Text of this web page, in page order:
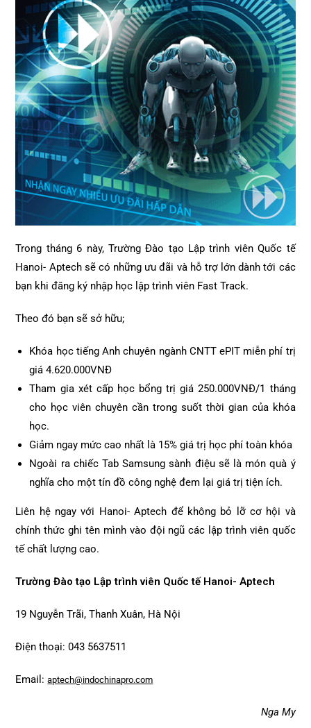
Trong tháng 6 này, Trường Đào tạo Lập trình viên Quốc tế
Hanoi- Aptech sẽ có những ưu đãi và hỗ trợ lớn dành tới các
bạn khi đăng ký nhập học lập trình viên Fast Track.
Theo đó bạn sẽ sở hữu;
Khóa học tiếng Anh chuyên ngành CNTT ePIT miễn phí trị
giá 4.620.000VNĐ
Tham gia xét cấp học bổng trị giá 250.000VNĐ/1 tháng
cho học viên chuyên cần trong suốt thời gian của khóa
học.
Giảm ngay mức cao nhất là 15% giá trị học phí toàn khóa
Ngoài ra chiếc Tab Samsung sành điệu sẽ là món quà ý
nghĩa cho một tín đồ công nghệ đem lại giá trị tiện ích.
Liên hệ ngay với Hanoi- Aptech để không bỏ lỡ cơ hội và
chính thức ghi tên mình vào đội ngũ các lập trình viên quốc
tế chất lượng cao.
Trường Đào tạo Lập trình viên Quốc tế Hanoi- Aptech
19 Nguyễn Trãi, Thanh Xuân, Hà Nội
Điện thoại: 043 5637511
Email:aptech@indochinapro.com
Nga My